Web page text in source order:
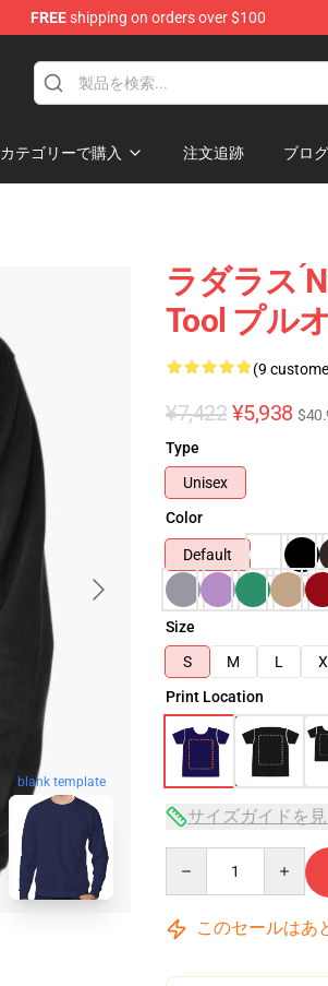
FREEshipping on orders over $100
カテゴリーで購入 注文追跡 ブログ
blank template
ラダラス
Tool プル
(9
¥7,422 ¥5,938
Type
Unisex
Color
Default
Size
S
M L
Print Location
サイズガイドを
このセールはあ